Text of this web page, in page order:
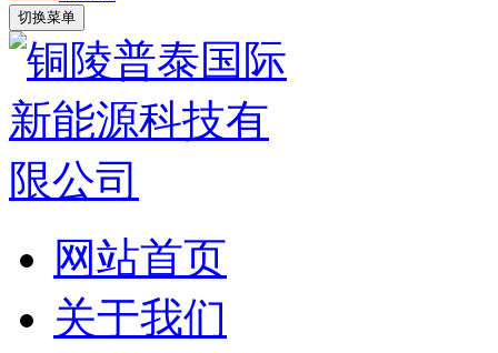
切换菜单
网站首页
关于我们